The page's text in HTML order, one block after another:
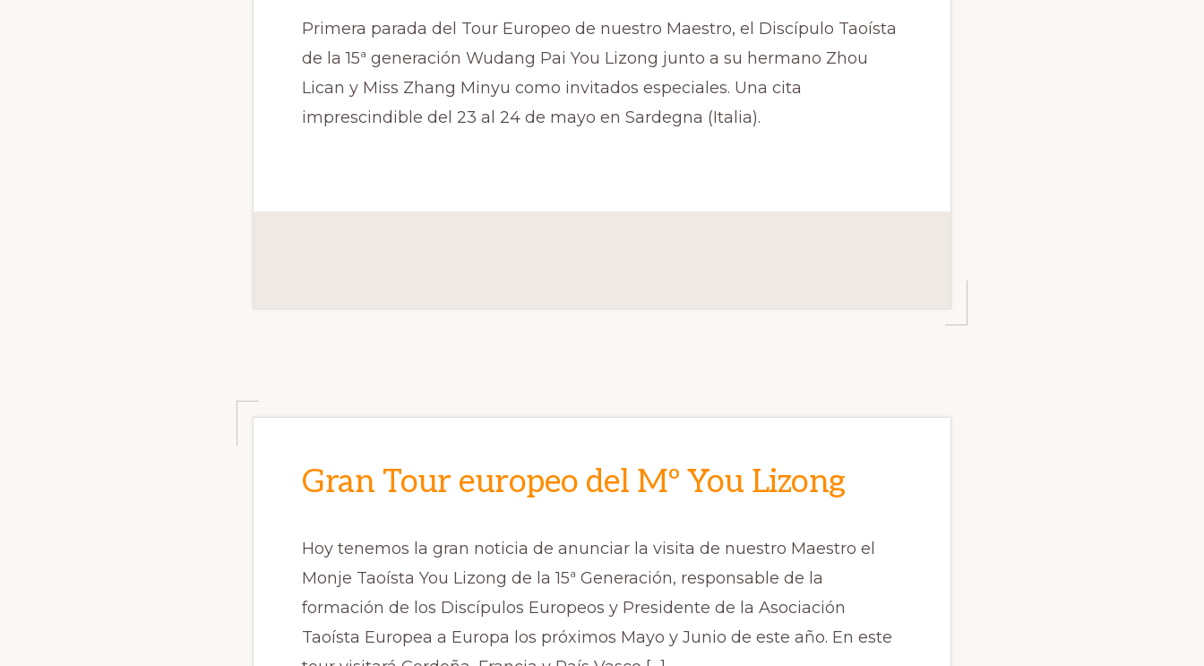
Primera parada del Tour Europeo de nuestro Maestro, el Discípulo Taoísta
de la 15ª generación Wudang Pai You Lizong junto a su hermano Zhou
Lican y Miss Zhang Minyu como invitados especiales. Una cita
imprescindible del 23 al 24 de mayo en Sardegna (Italia).
Gran Tour europeo del Mº You Lizong
Hoy tenemos la gran noticia de anunciar la visita de nuestro Maestro el
Monje Taoísta You Lizong de la 15ª Generación, responsable de la
formación de los Discípulos Europeos y Presidente de la Asociación
Taoísta Europea a Europa los próximos Mayo y Junio de este año. En este